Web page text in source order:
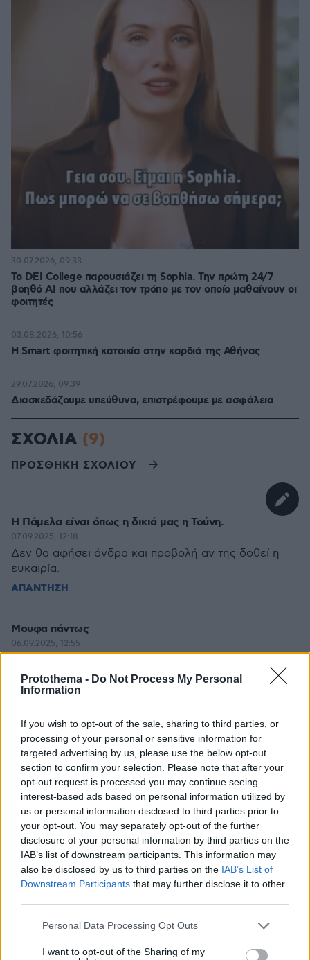
Protothema - Do Not Process My Personal
Information
If you wish to opt-out of the sale, sharing to third parties, or
processing of your personal or sensitive information for
targeted advertising by us, please use the below opt-out
section to confirm your selection. Please note that after your
opt-out request is processed you may continue seeing
interest-based ads based on personal information utilized by
us or personal information disclosed to third parties prior to
your opt-out. You may separately opt-out of the further
disclosure of your personal information by third parties on the
IAB’s list of downstream participants. This information may
also be disclosed by us to third parties on the IAB’s List of
Downstream Participants that may further disclose it to other
Please note that this website/app uses one or more Google
not limited to your visit or usage behaviour. You may click to
Personal Data Processing Opt Outs
I want to opt-out of the Sharing of my
Το DEI College παρουσιάζει τη Sophia. Την πρώτη 24/7
βοηθό AI που αλλάζει τον τρόπο με τον οποίο μαθαίνουν οι
φοιτητές
30.07.2026, 09:33
Η Smart φοιτητική κατοικία στην καρδιά της Αθήνας
03.08.2026, 10:56
Διασκεδάζουμε υπεύθυνα, επιστρέφουμε με ασφάλεια
29.07.2026, 09:39
ΣΧΟΛΙΑ (9)
ΠΡΟΣΘΗΚΗ ΣΧΟΛΙΟΥ
Η Πάμελα είναι όπως η δικιά μας η Τούνη.
07.09.2025, 12:18
Δεν θα αφήσει άνδρα και προβολή αν της δοθεί η
ευκαιρία.
ΑΠΑΝΤΗΣΗ
Μουφα πάντως
06.09.2025, 12:55
ΑΠΑΝΤΗΣΗ
Λόγω γήρατος
06.09.2025, 12:51
θα διαφεύγει από την μνήμη σου εκείνη την
βιντεοκασετούλα με τον πρώην...
ΑΠΑΝΤΗΣΗ
Μπήκε τάγμα.
06.09.2025, 12:55
Ένας άφησε αρχείο.
ΑΠΑΝΤΗΣΗ
Μανώλης Τσιπρίδης
06.09.2025, 12:20
εποχών με παιδικό σενάριο,οπότε λογικό είναι να